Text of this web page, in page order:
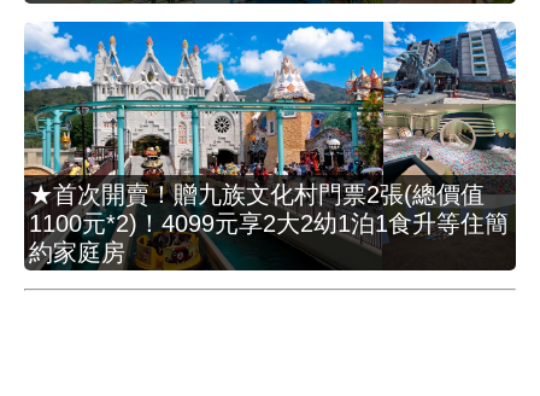
★首次開賣！贈九族文化村門票2張(總價值
1100元*2)！4099元享2大2幼1泊1食升等住簡
約家庭房